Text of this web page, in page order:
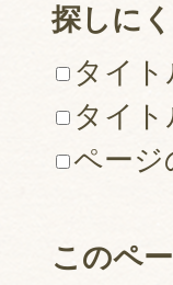
探しに
タイ
タイ
ページ
このペ